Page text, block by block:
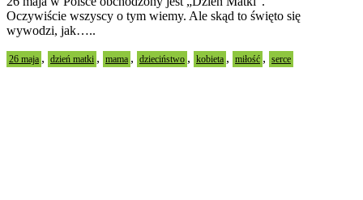
Oczywiście wszyscy o tym wiemy. Ale skąd to święto się
wywodzi, jak…..
26 maja , dzień matki , mama , dzieciństwo , kobieta , miłość , serce